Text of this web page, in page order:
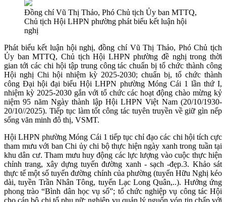
Đồng chí Vũ Thị Thảo, Phó Chủ tịch Ủy ban MTTQ,
Chủ tịch Hội LHPN phường phát biểu kết luận hội
nghị
Phát biểu kết luận hội nghị, đồng chí Vũ Thị Thảo, Phó Chủ tịch
Ủy ban MTTQ, Chủ tịch Hội LHPN phường đề nghị trong thời
gian tới các chi hội tập trung công tác chuẩn bị tổ chức thành công
Hội nghị Chi hội nhiệm kỳ 2025-2030; chuẩn bị, tổ chức thành
công Đại hội đại biểu Hội LHPN phường Móng Cái 1 lần thứ I,
nhiệm kỳ 2025-2030 gắn với tổ chức các hoạt động chào mừng kỷ
niệm 95 năm Ngày thành lập Hội LHPN Việt Nam (20/10/1930-
20/10//2025). Tiếp tục làm tốt công tác tuyên truyền về giữ gìn nếp
sống văn minh đô thị, VSMT.
Hội LHPN phường Móng Cái 1 tiếp tục chỉ đạo các chi hội tích cực
tham mưu với ban Chi ủy chi bộ thực hiện ngày xanh trong tuần tại
khu dân cư. Tham mưu huy động các lực lượng vào cuộc thực hiện
chỉnh trang, xây dựng tuyến đường xanh - sạch -đẹp.3. Khảo sát
thực tế một số tuyến đường chính của phường (tuyến Hữu Nghị kéo
dài, tuyền Trần Nhân Tông, tuyến Lạc Long Quân,..). Hưởng ứng
phong trào “Bình dân học vụ số”; tổ chức nghiệp vụ công tác Hội
cho cán bộ chi tổ phụ nữ; nghiệp vụ quản lý nguốn vón tin chấp với